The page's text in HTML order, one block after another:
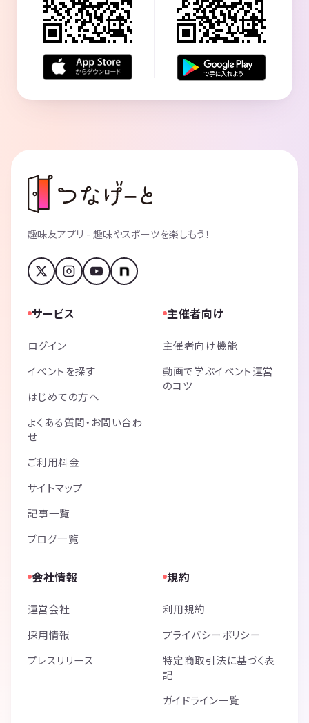
趣味友アプリ - 趣味やスポーツを楽しもう！
サービス
ログイン
イベントを探す
はじめての方へ
よくある質問・お問い合わ
せ
ご利用料金
サイトマップ
記事一覧
ブログ一覧
主催者向け
主催者向け機能
動画で学ぶイベント運営
のコツ
会社情報
運営会社
採用情報
プレスリリース
規約
利用規約
プライバシーポリシー
特定商取引法に基づく表
記
ガイドライン一覧